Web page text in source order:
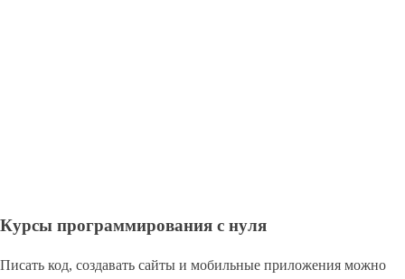
Курсы программирования с нуля
Писать код, создавать сайты и мобильные приложения можно